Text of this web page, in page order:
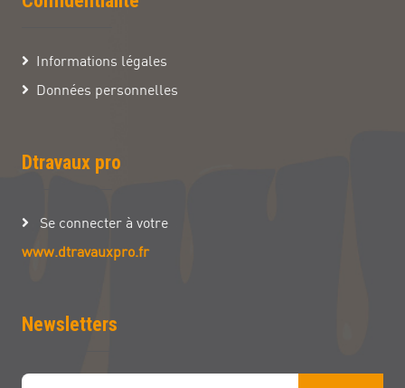
Informations légales
Données personnelles
Dtravaux pro
Se connecter à votre
www.dtravauxpro.fr
Newsletters